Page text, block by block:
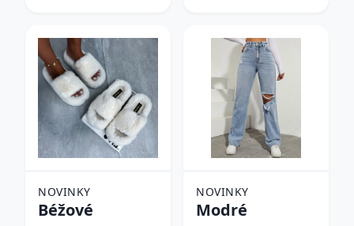
NOVINKY
Béžové
NOVINKY
Modré